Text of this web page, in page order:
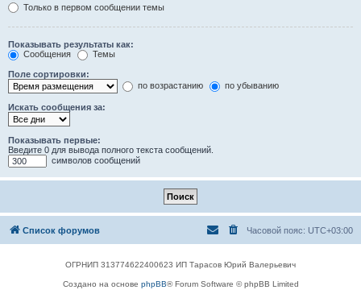
Только в первом сообщении темы
Показывать результаты как:
Сообщения
Темы
Поле сортировки:
по возрастанию
по убыванию
Искать сообщения за:
Показывать первые:
Введите 0 для вывода полного текста сообщений.
символов сообщений
Список форумов Часовой пояс: UTC+03:00
ОГРНИП 313774622400623 ИП Тарасов Юрий Валерьевич
Создано на основе phpBB® Forum Software © phpBB Limited